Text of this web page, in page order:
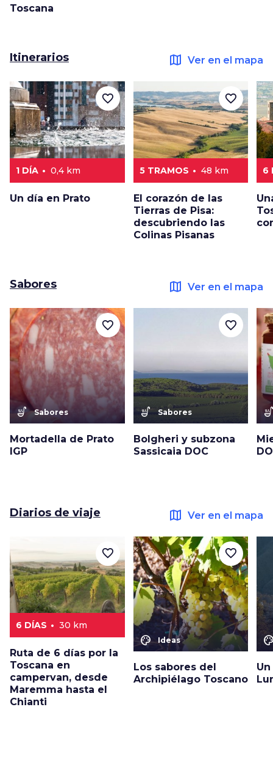
Toscana
Itinerarios map Ver en el mapa
1 DÍA 0,4 km
Un día en Prato
favorite_border
5 TRAMOS 48 km
El corazón de las
Tierras de Pisa:
descubriendo las
Colinas Pisanas
favorite_border
6
Sabores map Ver en el mapa
soup_kitchen Sabores
Mortadella de Prato
IGP
favorite_border
soup_kitchen Sabores
Bolgheri y subzona
Sassicaia DOC
favorite_border
Diarios de viaje map Ver en el mapa
6 DÍAS 30 km
Ruta de 6 días por la
Toscana en
campervan, desde
Maremma hasta el
Chianti
favorite_border
color_lens Ideas
Los sabores del
Archipiélago Toscano
favorite_border